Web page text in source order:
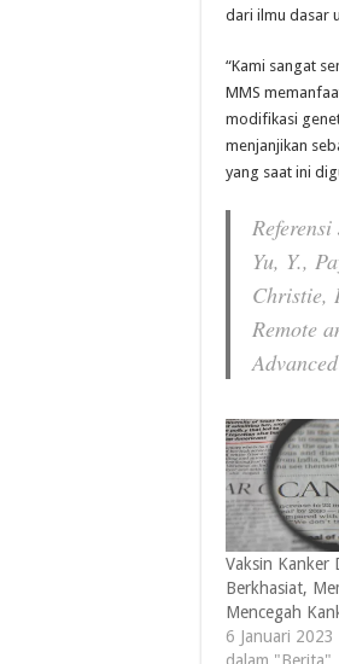
dari ilmu dasar
“Kami sangat
MMS
modifikasi
menjanjikan
yang saat ini
Yu, Y.,
Christie,
Remote
Vaksin Kanker
Berkhasiat,
Mencegah
6 Januari 2023
dalam "Berita"